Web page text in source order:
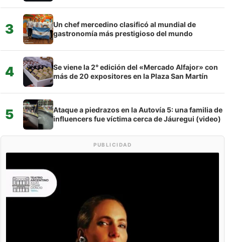
3
Un chef mercedino clasificó al mundial de
gastronomía más prestigioso del mundo
4
Se viene la 2° edición del «Mercado Alfajor» con
más de 20 expositores en la Plaza San Martín
5
Ataque a piedrazos en la Autovía 5: una familia de
influencers fue víctima cerca de Jáuregui (video)
PUBLICIDAD